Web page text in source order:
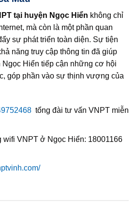
tại huyện Ngọc Hiển không chỉ
mà còn là một phần quan
sự phát triển toàn diện. Sự tiện
năng truy cập thông tin đã giúp
Hiển tiếp cận những cơ hội
góp phần vào sự thịnh vượng của
tổng đài tư vấn VNPT miễn
wifi VNPT ở Ngọc Hiển: 18001166